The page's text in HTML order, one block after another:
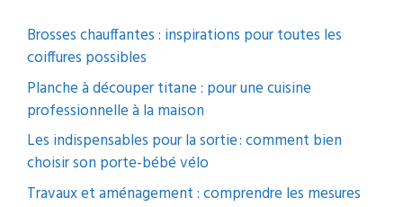
Brosses chauffantes : inspirations pour toutes les
coiffures possibles
Planche à découper titane : pour une cuisine
professionnelle à la maison
Les indispensables pour la sortie : comment bien
choisir son porte-bébé vélo
Travaux et aménagement : comprendre les mesures